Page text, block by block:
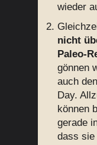
wieder
nicht
Paleo-
gönnen
auch
Day.
können
gerade
dass sie